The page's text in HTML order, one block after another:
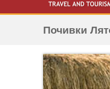
Почивки